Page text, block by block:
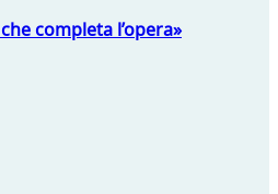
completa l’opera»